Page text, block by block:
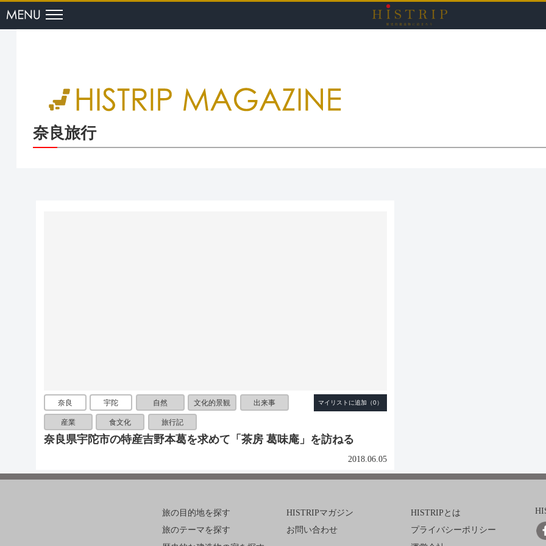
HISTRIP（
奈良旅行
奈良 宇陀 自然 文化的景観 出来事
産業 食文化 旅行記
奈良県宇陀市の特産吉野本葛を求めて「茶房 葛味庵」を訪ねる
2018.06.05
旅の目的地を探す
旅のテーマを探す
HISTRIPマガジン
お問い合わせ
HISTRIPとは
プライバシーポリシー